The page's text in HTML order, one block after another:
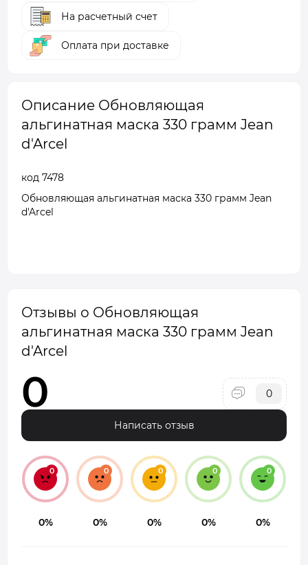
На расчетный счет
Оплата при доставке
Описание Обновляющая
альгинатная маска 330 грамм Jean
d'Arcel
код 7478
Обновляющая альгинатная маска 330 грамм Jean
d'Arcel
Отзывы о Обновляющая
альгинатная маска 330 грамм Jean
d'Arcel
0 0
Написать отзыв
0
0%
0
0%
0
0%
0
0%
0
0%